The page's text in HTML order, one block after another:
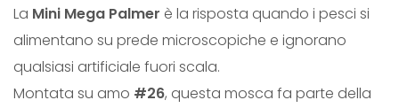
R
#
2
6
La Mini Mega Palmer è la risposta quando i pesci si
alimentano su prede microscopiche e ignorano
qualsiasi artificiale fuori scala.
Montata su amo #26, questa mosca fa parte della